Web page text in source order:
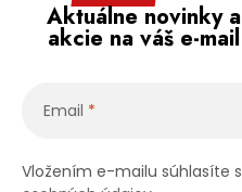
Aktuálne novinky a
akcie na váš e-mail
Email
Vložením e-mailu súhlasíte s